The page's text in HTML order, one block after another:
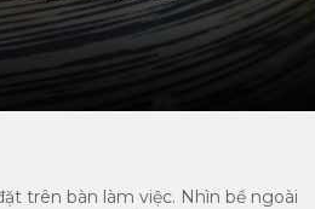
trên bàn làm việc. Nhìn bề ngoài